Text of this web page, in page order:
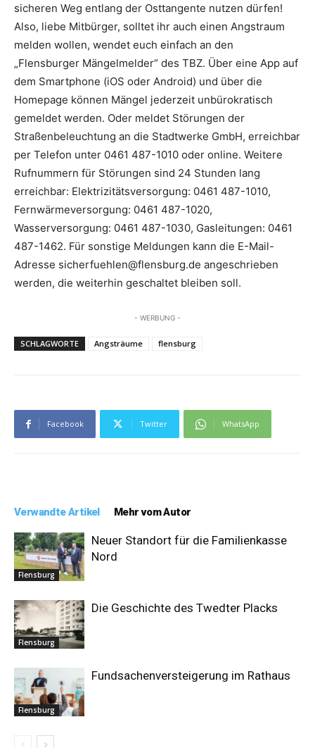
sicheren Weg entlang der Osttangente nutzen dürfen!
Also, liebe Mitbürger, solltet ihr auch einen Angstraum
melden wollen, wendet euch einfach an den
„Flensburger Mängelmelder“ des TBZ. Über eine App auf
dem Smartphone (iOS oder Android) und über die
Homepage können Mängel jederzeit unbürokratisch
gemeldet werden. Oder meldet Störungen der
Straßenbeleuchtung an die Stadtwerke GmbH, erreichbar
per Telefon unter 0461 487-1010 oder online. Weitere
Rufnummern für Störungen sind 24 Stunden lang
erreichbar: Elektrizitätsversorgung: 0461 487-1010,
Fernwärmeversorgung: 0461 487-1020,
Wasserversorgung: 0461 487-1030, Gasleitungen: 0461
487-1462. Für sonstige Meldungen kann die E-Mail-
Adresse sicherfuehlen@flensburg.de angeschrieben
werden, die weiterhin geschaltet bleiben soll.
- WERBUNG -
SCHLAGWORTE Angsträume flensburg
Facebook Twitter WhatsApp
Verwandte Artikel Mehr vom Autor
Flensburg
Neuer Standort für die Familienkasse
Nord
Flensburg
Die Geschichte des Twedter Placks
Flensburg
Fundsachenversteigerung im Rathaus